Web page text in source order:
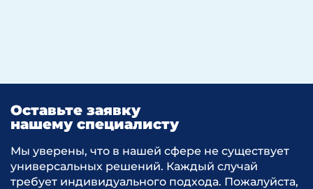
Оставьте заявку
нашему специалисту
Мы уверены, что в нашей сфере не существует
универсальных решений. Каждый случай
требует индивидуального подхода. Пожалуйста,